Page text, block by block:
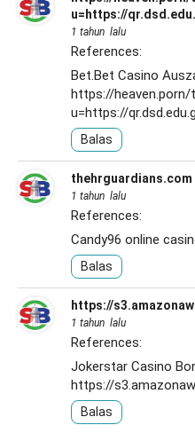
u=https://
1 tahun lalu
References:
Bet.Bet Casino
https://heaven.porn/
u=https://
Balas
thehrguardians.com
1 tahun lalu
References:
Candy96 online
Balas
https://
1 tahun lalu
References:
Jokerstar Casino
https://
Balas